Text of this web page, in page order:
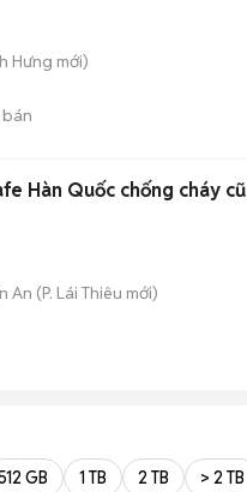
Hưng mới)
Hàn Quốc chống cháy cũ
An (P. Lái Thiêu mới)
GB 1 TB 2 TB > 2 TB